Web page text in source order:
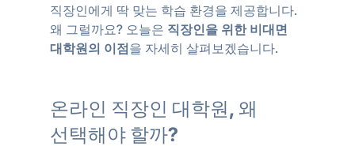
직장인에게 딱 맞는 학습 환경을 제공합니다.
왜 그럴까요? 오늘은 직장인을 위한 비대면
대학원의 이점을 자세히 살펴보겠습니다.
온라인 직장인 대학원, 왜
선택해야 할까?